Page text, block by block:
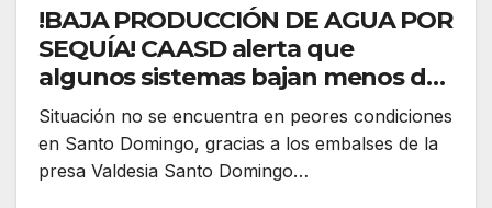
!BAJA PRODUCCIÓN DE AGUA POR
SEQUÍA! CAASD alerta que
algunos sistemas bajan menos del
50% producción del líquido como
Isa-Mana y Duey
Situación no se encuentra en peores condiciones
en Santo Domingo, gracias a los embalses de la
presa Valdesia Santo Domingo…